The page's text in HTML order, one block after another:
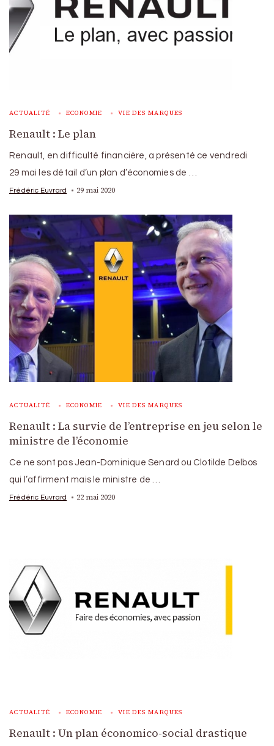
ACTUALITÉ ECONOMIE VIE DES MARQUES
Renault : Le plan
Renault, en difficulté financière, a présenté ce vendredi
29 mai les détail d’un plan d’économies de …
Frédéric Euvrard 29 mai 2020
ACTUALITÉ ECONOMIE VIE DES MARQUES
Renault : La survie de l’entreprise en jeu selon le
ministre de l’économie
Ce ne sont pas Jean-Dominique Senard ou Clotilde Delbos
qui l’affirment mais le ministre de …
Frédéric Euvrard 22 mai 2020
ACTUALITÉ ECONOMIE VIE DES MARQUES
Renault : Un plan économico-social drastique